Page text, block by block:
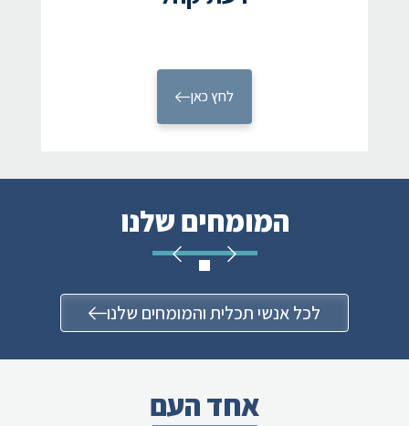
לחץ כאן
המומחים שלנו
לכל אנשי תכלית והמומחים שלנו
אחד העם